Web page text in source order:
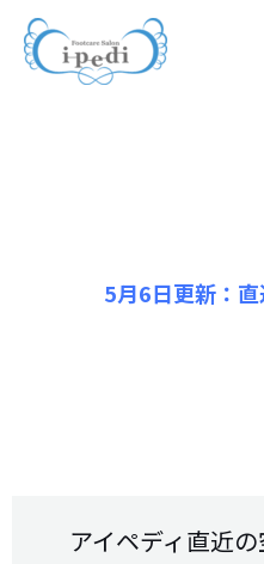
5月6日更新：
アイペディ直近